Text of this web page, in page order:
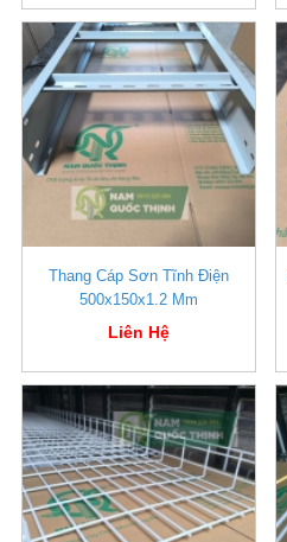
Thang Cáp Sơn Tĩnh Điện
500x150x1.2 Mm
Liên Hệ